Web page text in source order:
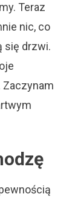
Teraz
nic, co
się drzwi.
Zaczynam